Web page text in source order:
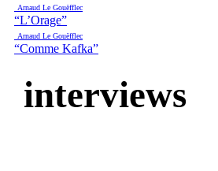
Arnaud Le Gouëfflec
“L’Orage”
Arnaud Le Gouëfflec
“Comme Kafka”
interviews